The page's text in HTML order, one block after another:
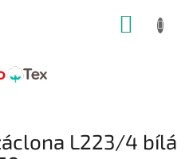
L223/4 bílá